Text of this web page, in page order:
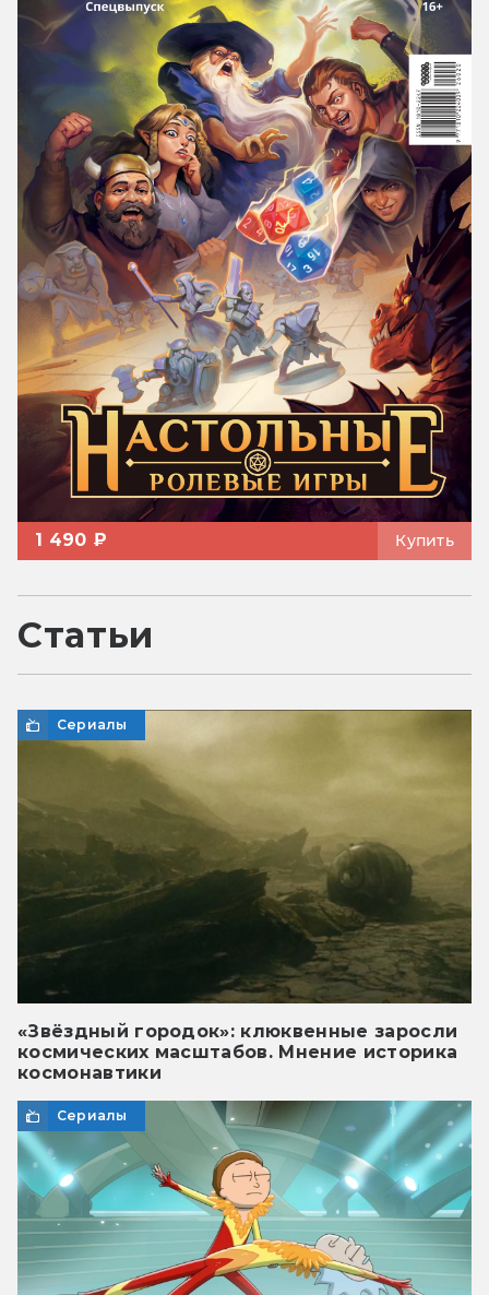
1 490 ₽ Купить
Статьи
Сериалы
«Звёздный городок»: клюквенные заросли
космических масштабов. Мнение историка
космонавтики
Сериалы